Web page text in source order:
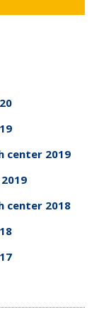
center 2019
center 2018